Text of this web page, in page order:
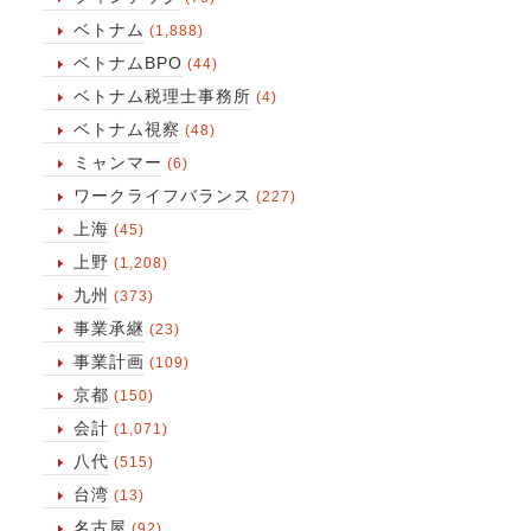
ベトナム (1,888)
ベトナムBPO (44)
ベトナム税理士事務所 (4)
ベトナム視察 (48)
ミャンマー (6)
ワークライフバランス (227)
上海 (45)
上野 (1,208)
九州 (373)
事業承継 (23)
事業計画 (109)
京都 (150)
会計 (1,071)
八代 (515)
台湾 (13)
名古屋